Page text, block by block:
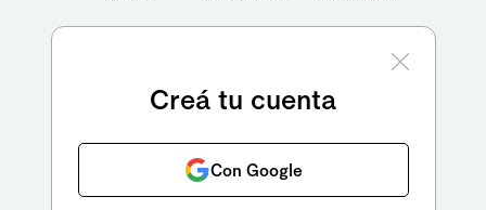
Creá tu cuenta
Con Google